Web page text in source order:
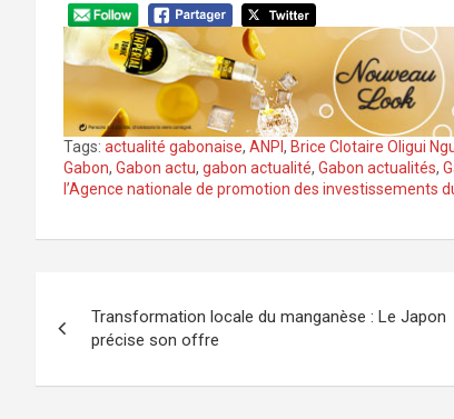
Tags: actualité gabonaise, ANPI , Brice Clotaire Oligui
Gabon, Gabon actu, gabon actualité, Gabon actualités,
l’Agence nationale de promotion des investissements
de
l’article
Transformation locale du manganèse : Le Japon
précise son offre